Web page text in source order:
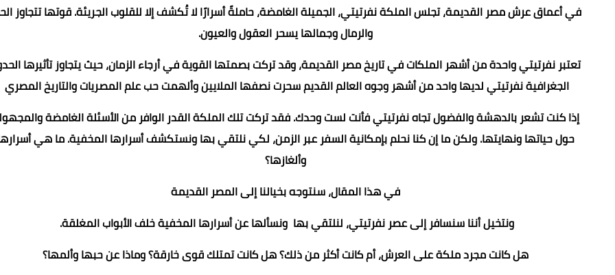
في أعماق عرش مصر القديمة، تجلس الملكة نفرتيتي، الجميلة الغامضة، حاملةً أسرارًا لا تُكشف إلا للقلوب الجريئة. قوتها تتجاوز
والرمال وجمالها يسحر العقول والعيون.
تعتبر نفرتيتي واحدة من أشهر الملكات في تاريخ مصر القديمة، وقد تركت بصمتها القوية في أرجاء الزمان، حيث يتجاوز تأثيرها
الجغرافية نفرتيتي لديها واحد من أشهر وجوه العالم القديم سحرت نصفها الملايين وألهمت حب علم المصريات والتاريخ المصري
إذا كنت تشعر بالدهشة والفضول تجاه نفرتيتي فأنت لست وحدك. فقد تركت تلك الملكة القدر الوافر من الأسئلة الغامضة
حول حياتها ونهايتها. ولكن ما إن كنا نحلم بإمكانية السفر عبر الزمن، لكي نلتقي بها ونستكشف أسرارها المخفية. ما هي
وألغازها؟
في هذا المقال، سنتوجه بخيالنا إلى المصر القديمة
ونتخيل أننا سنسافر إلى عصر نفرتيتي، لنلتقي بها ونسألها عن أسرارها المخفية خلف الأبواب المغلقة.
هل كانت مجرد ملكة على العرش، أم كانت أكثر من ذلك؟ هل كانت تمتلك قوى خارقة؟ وماذا عن حبها وألمها؟